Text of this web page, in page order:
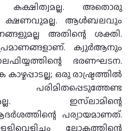
കക്ഷിത്വമല്ല. അതൊരു
ക്ഷണവുമല്ല. ആള്‍ബലവും
അതിന്റെ ശക്തി.
പ്രമാണങ്ങളാണ്. ക്വുര്‍ആനും
ഭരണഘടന.
ഒരു രാഷ്ട്രത്തില്‍
ഇസ്‌ലാമിന്റെ
പര്യായമാണത്.
ലോകത്തിന്റെ